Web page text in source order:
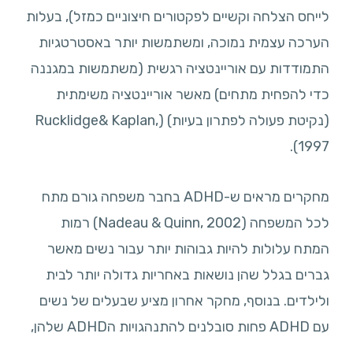
לייחס הצלחה וקשיים לפקטורים חיצוניים כמזל), בעלות
הערכה עצמית נמוכה, ומשתמשות יותר באסטרטגיות
התמודדות עם אוריינטציה רגשית (משתמשות במגננה
כדי להפחית מתחים) מאשר אוריינטציה משימתית
(נקיטת פעולה לפתרון בעיות) (Rucklidge& Kaplan,
1997).
מחקרים מראים ש-ADHD בחבר משפחה גורם מתח
לכל המשפחה (Nadeau & Quinn, 2002) רמות
המתח עלולות להיות גבוהות יותר עבור נשים מאשר
גברים בגלל שהן נושאות באחריות גדולה יותר לבית
ולילדים. בנוסף, מחקר אחרון מציע שבעלים של נשים
עם ADHD פחות סובלנים להתנהגויות הADHD שלהן,